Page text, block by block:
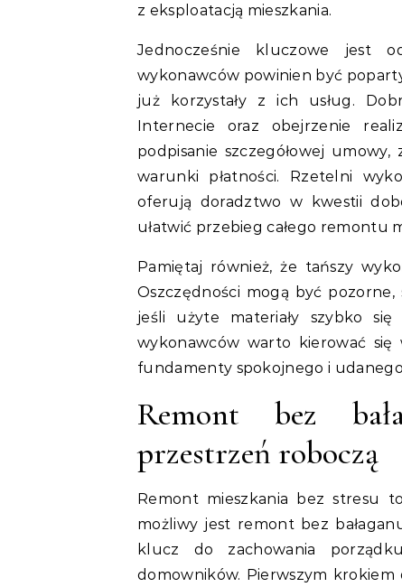
z eksploatacją mieszkania.
Jednocześnie kluczowe jest
wykonawców powinien być
już korzystały z ich usług.
Internecie oraz obejrzenie
podpisanie szczegółowej
warunki płatności. Rzetelni
oferują doradztwo w kwestii
ułatwić przebieg całego remontu
Pamiętaj również, że tańszy
Oszczędności mogą być
jeśli użyte materiały szybko
wykonawców warto kierować się
fundamenty spokojnego i
Remont bez
przestrzeń roboczą
Remont mieszkania bez stresu
możliwy jest remont bez
klucz do zachowania
domowników. Pierwszym krokiem